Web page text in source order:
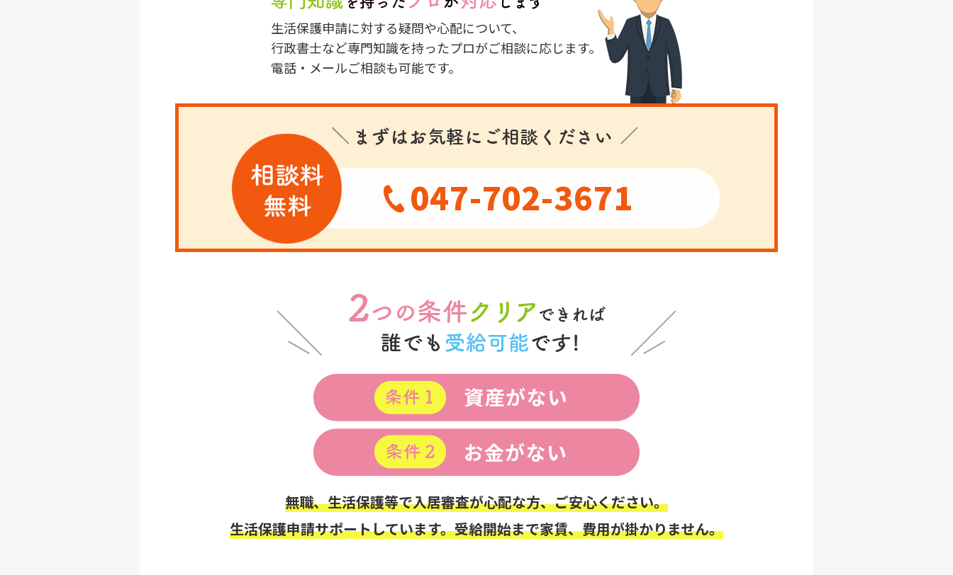
生活保護申請に対する疑問や心配について、
行政書士など専門知識を持ったプロがご相談に応じます。
電話・メールご相談も可能です。
047-702-3671
無職、生活保護等で入居審査が心配な方、ご安心ください。
生活保護申請サポートしています。受給開始まで家賃、費用が掛かりません。